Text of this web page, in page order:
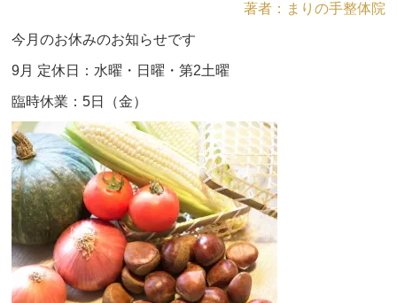
著者：まりの手整体院
今月のお休みのお知らせです
9月 定休日：水曜・日曜・第2土曜
臨時休業：5日（金）